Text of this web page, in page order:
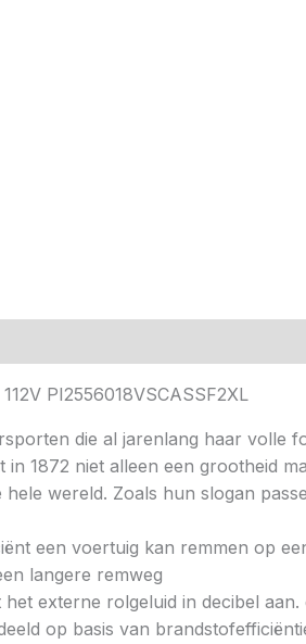
PI2556018VSCASSF2XL
die al jarenlang haar volle
1872 niet alleen een grootheid
wereld. Zoals hun slogan
een voertuig kan remmen op
langere remweg
externe rolgeluid in decibel
op basis van